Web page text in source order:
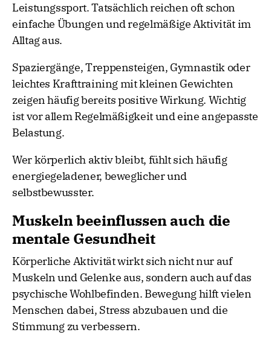
Leistungssport. Tatsächlich reichen oft schon
einfache Übungen und regelmäßige Aktivität im
Alltag aus.
Spaziergänge, Treppensteigen, Gymnastik oder
leichtes Krafttraining mit kleinen Gewichten
zeigen häufig bereits positive Wirkung. Wichtig
ist vor allem Regelmäßigkeit und eine angepasste
Belastung.
Wer körperlich aktiv bleibt, fühlt sich häufig
energiegeladener, beweglicher und
selbstbewusster.
Muskeln beeinflussen auch die
mentale Gesundheit
Körperliche Aktivität wirkt sich nicht nur auf
Muskeln und Gelenke aus, sondern auch auf das
psychische Wohlbefinden. Bewegung hilft vielen
Menschen dabei, Stress abzubauen und die
Stimmung zu verbessern.